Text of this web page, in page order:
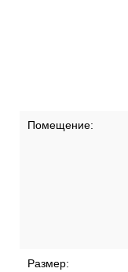
Помещение:
Размер: